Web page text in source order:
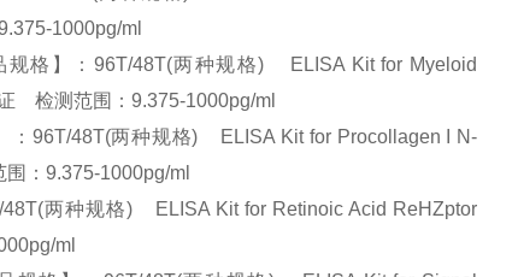
1000pg/ml
格】：96T/48T(两种规格) ELISA Kit for Myeloid
证 检测范围：9.375-1000pg/ml
96T/48T(两种规格) ELISA Kit for Procollagen I N-
围：9.375-1000pg/ml
两种规格) ELISA Kit for Retinoic Acid ReHZptor
ml